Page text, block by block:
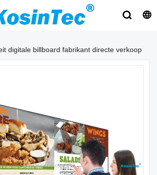
digitale billboard fabrikant directe verkoop